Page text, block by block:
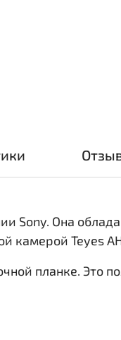
Sony. Она
камерой Teyes
планке. Это